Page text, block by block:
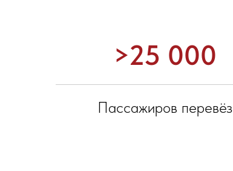
>25 000
Пассажиров перевёз